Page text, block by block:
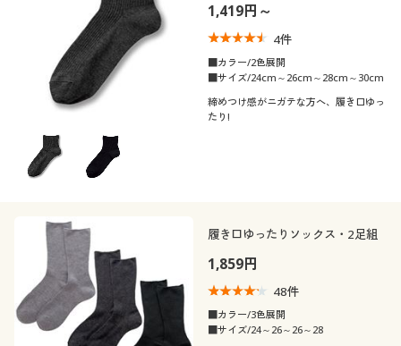
1,419円～
4件
■カラー/2色展開
■サイズ/24cm～26cm～28cm～30cm
締めつけ感がニガテな方へ、履き口ゆっ
たり!
履き口ゆったりソックス・2足組
1,859円
48件
■カラー/3色展開
■サイズ/24～26～26～28